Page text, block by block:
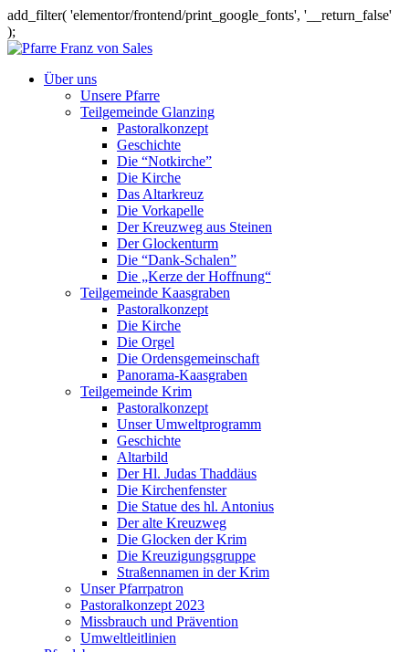
add_filter( 'elementor/frontend/print_google_fonts', '__return_false'
);
Über uns
Unsere Pfarre
Teilgemeinde Glanzing
Pastoralkonzept
Geschichte
Die “Notkirche”
Die Kirche
Das Altarkreuz
Die Vorkapelle
Der Kreuzweg aus Steinen
Der Glockenturm
Die “Dank-Schalen”
Die „Kerze der Hoffnung“
Teilgemeinde Kaasgraben
Pastoralkonzept
Die Kirche
Die Orgel
Die Ordensgemeinschaft
Panorama-Kaasgraben
Teilgemeinde Krim
Pastoralkonzept
Unser Umweltprogramm
Geschichte
Altarbild
Der Hl. Judas Thaddäus
Die Kirchenfenster
Die Statue des hl. Antonius
Der alte Kreuzweg
Die Glocken der Krim
Die Kreuzigungsgruppe
Straßennamen in der Krim
Unser Pfarrpatron
Pastoralkonzept 2023
Missbrauch und Prävention
Umweltleitlinien